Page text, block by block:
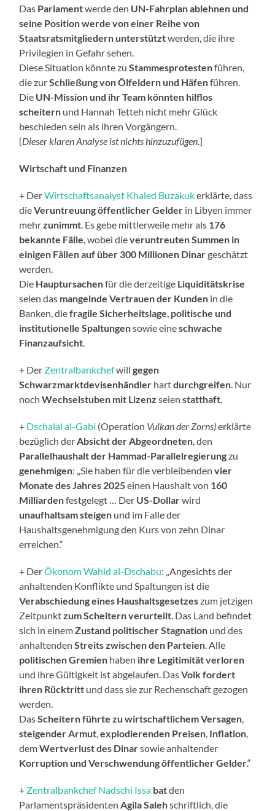
Das Parlamentwerde den UN-Fahrplan ablehnen und
seine Position werde von einer Reihe von
Staatsratsmitgliedern unterstütztwerden, die ihre
Privilegien in Gefahr sehen.
Diese Situation könnte zuStammesprotestenführen,
die zurSchließung von Ölfeldern und Häfenführen.
Die UN-Mission und ihr Team könnten hilflos
scheitern und Hannah Tetteh nicht mehr Glück
beschieden sein als ihren Vorgängern.
[Dieser klaren Analyse ist nichts hinzuzufügen.]
Wirtschaft und Finanzen
+ DerWirtschaftsanalyst Khaled Buzakukerklärte, dass
dieVeruntreuung öffentlicher Gelder in Libyen immer
mehrzunimmt . Es gebe mittlerweile mehr als 176
bekannte Fälle , wobei dieveruntreuten Summen in
einigen Fällen auf über 300 Millionen Dinargeschätzt
werden.
Die Hauptursachenfür die derzeitige Liquiditätskrise
seien das mangelnde Vertrauen der Kunden in die
Banken, diefragile Sicherheitslage politische und
institutionelle Spaltungensowie eineschwache
Finanzaufsicht
+ Der Zentralbankchefwillgegen
Schwarzmarktdevisenhändler hartdurchgreifen . Nur
nochWechselstuben mit Lizenz seienstatthaft
+ Dschalal al-Gabi (Operation Vulkan der Zorns)erklärte
bezüglich der Absicht der Abgeordneten , den
Parallelhaushalt der Hammad-Parallelregierungzu
genehmigen: „Sie haben für die verbleibendenvier
Monate des Jahres 2025einen Haushalt von 160
Milliardenfestgelegt … Der US-Dollarwird
unaufhaltsam steigen und im Falle der
Haushaltsgenehmigung den Kurs von zehn Dinar
erreichen.“
+ DerÖkonom Wahid al-Dschabu: „Angesichts der
anhaltenden Konflikte und Spaltungen ist die
Verabschiedung eines Haushaltsgesetzeszum jetzigen
Zeitpunktzum Scheitern verurteilt . Das Land befindet
sich in einemZustand politischer Stagnation und des
anhaltendenStreits zwischen den Parteien . Alle
politischen Gremien haben ihre Legitimität verloren
und ihre Gültigkeit ist abgelaufen. DasVolk fordert
ihren Rücktritt und dass sie zur Rechenschaft gezogen
werden.
DasScheitern führte zu wirtschaftlichem Versagen
steigender Armut ,explodierenden Preisen Inflation
demWertverlust des Dinarsowie anhaltender
Korruption und Verschwendung öffentlicher Gelder.“
+ Zentralbankchef Nadschi Issa batden
Parlamentspräsidenten Agila Salehschriftlich, die